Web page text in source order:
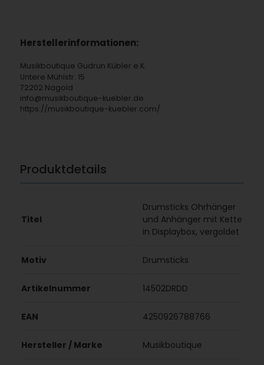
Herstellerinformationen:
Musikboutique Gudrun Kübler e.K.
Untere Mühlstr. 15
72202 Nagold
info@musikboutique-kuebler.de
https://musikboutique-kuebler.com/
Produktdetails
Titel
Drumsticks Ohrhänger
und Anhänger mit Kette
in Displaybox, vergoldet
Motiv Drumsticks
Artikelnummer 14502DRDD
EAN 4250926788766
Hersteller / Marke Musikboutique